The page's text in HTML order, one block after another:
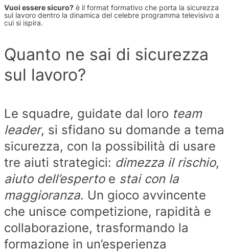
Vuoi essere sicuro? è il format formativo che porta la sicurezza
sul lavoro dentro la dinamica del celebre programma televisivo a
cui si ispira.
Quanto ne sai di sicurezza
sul lavoro?
Le squadre, guidate dal loro team
leader, si sfidano su domande a tema
sicurezza, con la possibilità di usare
tre aiuti strategici: dimezza il rischio,
aiuto dell’espertoe stai con la
maggioranza. Un gioco avvincente
che unisce competizione, rapidità e
collaborazione, trasformando la
formazione in un’esperienza